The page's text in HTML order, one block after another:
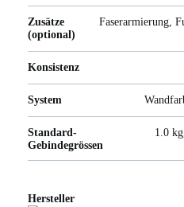
Zusätze
(optional)
Faserarmierung,
Konsistenz
System
Standard-
Gebindegrössen
1.0
Hersteller